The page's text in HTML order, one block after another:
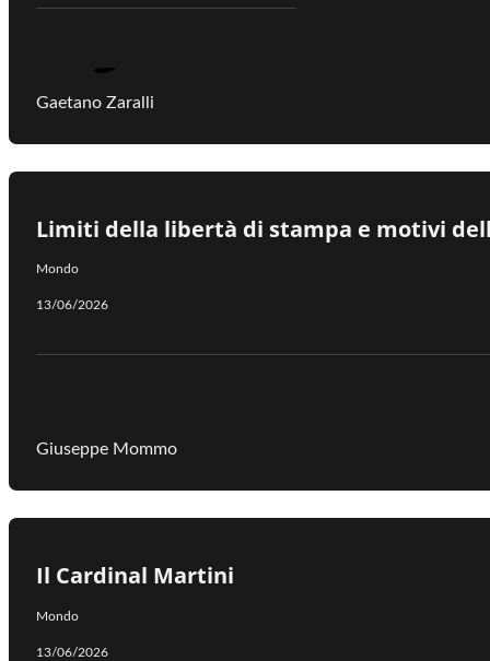
Gaetano Zaralli
Limiti della libertà di stampa e motivi
Mondo
13/06/2026
Giuseppe Mommo
Il Cardinal Martini
Mondo
13/06/2026